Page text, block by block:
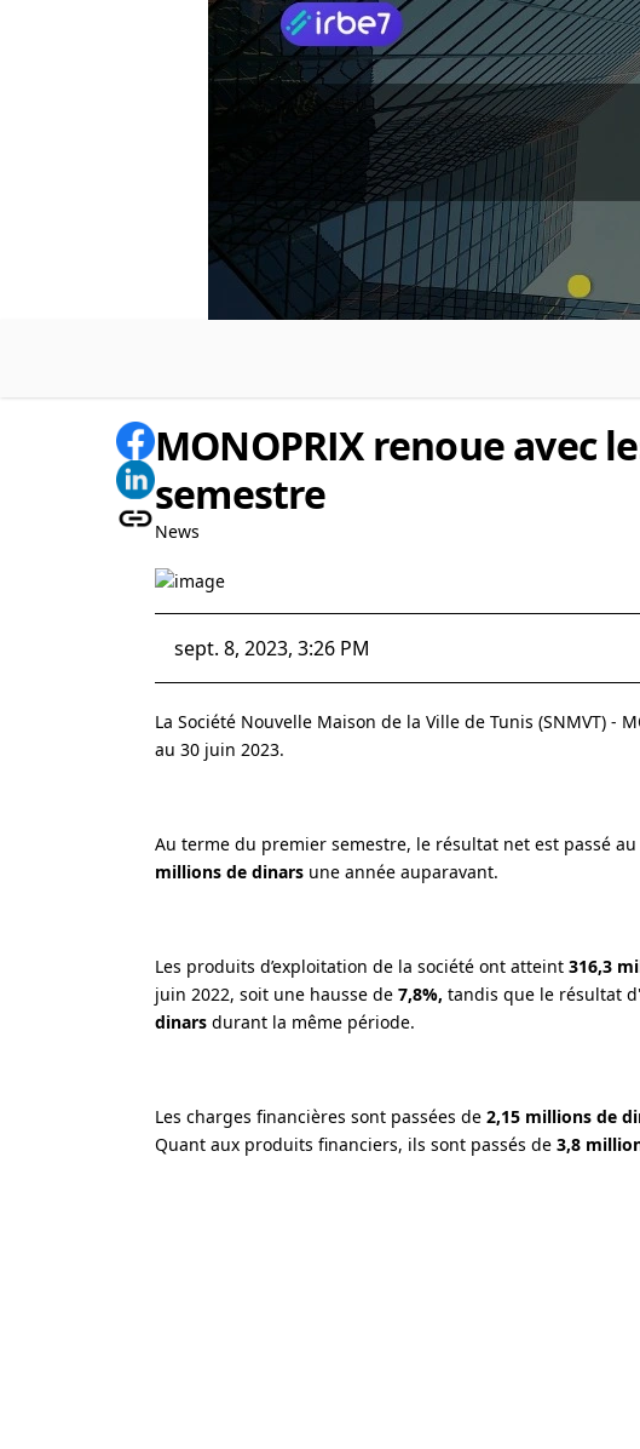
MONOPRIX renoue avec
semestre
News
sept. 8, 2023, 3:26 PM
La Société Nouvelle Maison de la Ville de Tunis (SNMVT)
au 30 juin 2023.
Au terme du premier semestre, le résultat net est passé
millions de dinars une année auparavant.
Les produits d’exploitation de la société ont atteint 316,3
juin 2022, soit une hausse de 7,8%, tandis que le résultat
dinars durant la même période.
Les charges financières sont passées de 2,15 millions de
Quant aux produits financiers, ils sont passés de 3,8